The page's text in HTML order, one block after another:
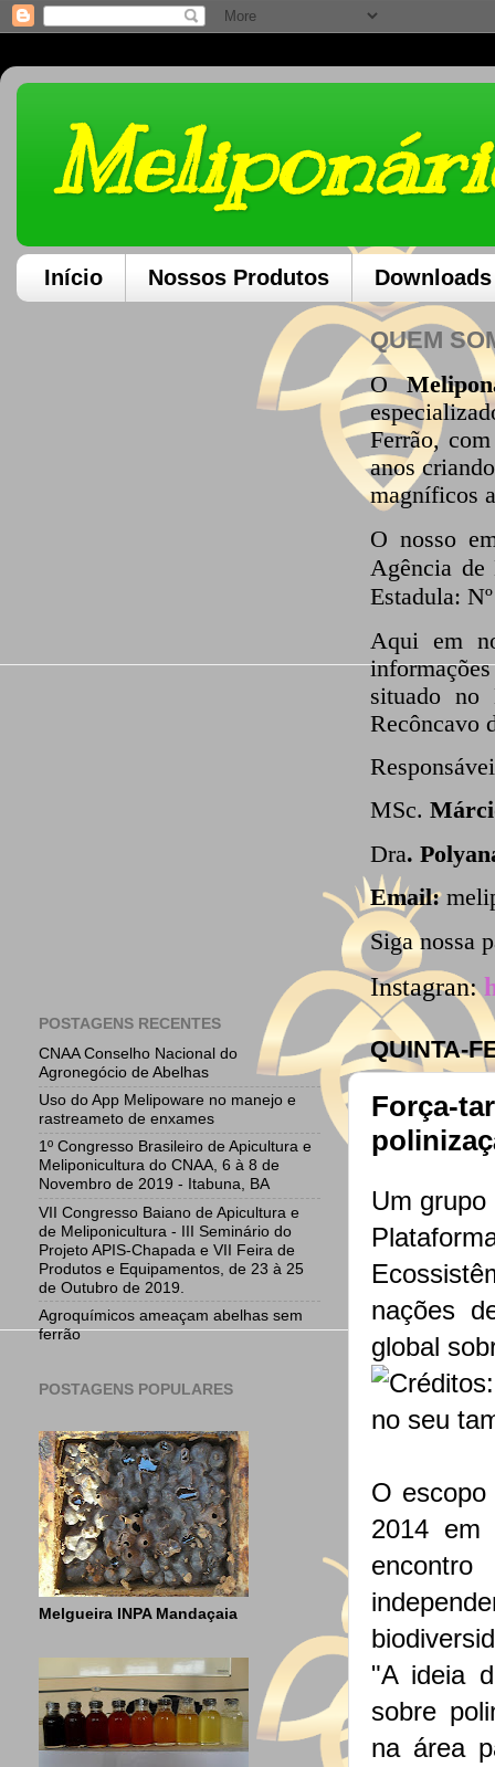
Início Nossos Produtos
QUEM
O
Ferrão,
anos
magníficos
O nosso
Agência de
Estadula:
Aqui em
situado
Recôncavo
MSc.
Dra.
Email:
Siga nossa
Instagran:
QUINTA-
Força-
Um
nações
global
O
2014
encontro
"A ideia
sobre
na área
POSTAGENS RECENTES
CNAA Conselho Nacional do
Agronegócio de Abelhas
Uso do App Melipoware no manejo e
rastreameto de enxames
1º Congresso Brasileiro de Apicultura e
Meliponicultura do CNAA, 6 à 8 de
Novembro de 2019 - Itabuna, BA
VII Congresso Baiano de Apicultura e
de Meliponicultura - III Seminário do
Projeto APIS-Chapada e VII Feira de
Produtos e Equipamentos, de 23 à 25
de Outubro de 2019.
Agroquímicos ameaçam abelhas sem
ferrão
POSTAGENS POPULARES
Melgueira INPA Mandaçaia